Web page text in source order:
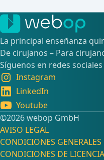
La principal enseñanza
De cirujanos – Para
Síguenos en redes
Instagram
LinkedIn
Youtube
©️2026 webop GmbH
AVISO LEGAL
CONDICIONES GENERALES
CONDICIONES DE